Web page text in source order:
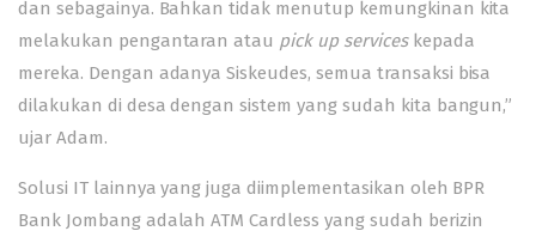
dan sebagainya. Bahkan tidak menutup kemungkinan kita
melakukan pengantaran atau pick up serviceskepada
mereka. Dengan adanya Siskeudes, semua transaksi bisa
dilakukan di desa dengan sistem yang sudah kita bangun,”
ujar Adam.
Solusi IT lainnya yang juga diimplementasikan oleh BPR
Bank Jombang adalah ATM Cardless yang sudah berizin